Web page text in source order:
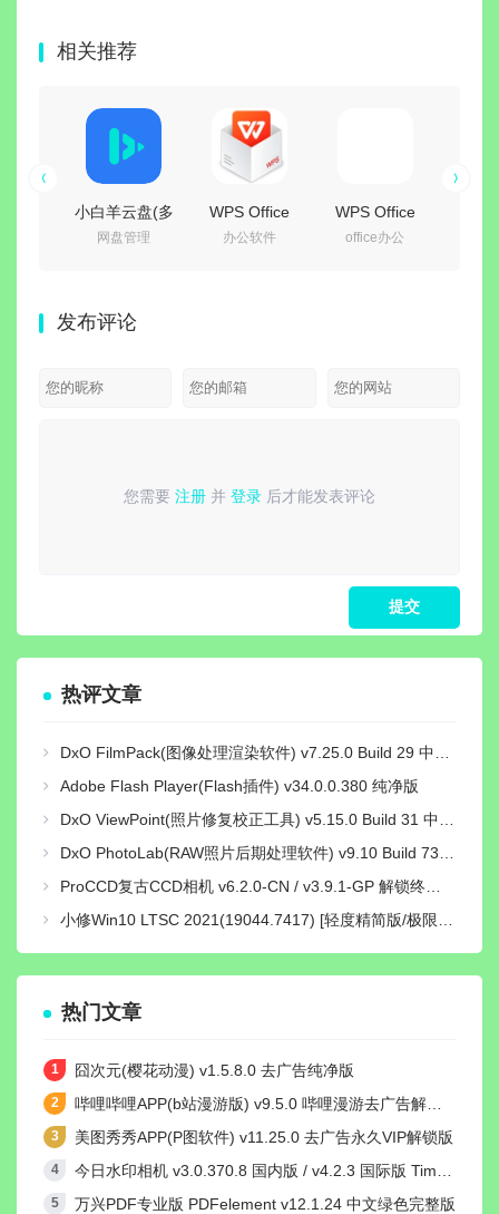
相关推荐
小白羊云盘(多
网盘统一管理)
网盘管理
WPS Office
2016 专业增强
办公软件
WPS Office
2019
office办公
发布评论
您需要 注册 并 登录 后才能发表评论
请登录或 注册后再发表评论！
热评文章
DxO FilmPack(图像处理渲染软件) v7.25.0 Build 29 中文绿色激活版
Adobe Flash Player(Flash插件) v34.0.0.380 纯净版
DxO ViewPoint(照片修复校正工具) v5.15.0 Build 31 中文绿色便携版
DxO PhotoLab(RAW照片后期处理软件) v9.10 Build 736 中文激活版
ProCCD复古CCD相机 v6.2.0-CN / v3.9.1-GP 解锁终身pro会员版
小修Win10 LTSC 2021(19044.7417) [轻度精简版/极限精简版]
热门文章
囧次元(樱花动漫) v1.5.8.0 去广告纯净版
哔哩哔哩APP(b站漫游版) v9.5.0 哔哩漫游去广告解除版权受限
美图秀秀APP(P图软件) v11.25.0 去广告永久VIP解锁版
今日水印相机 v3.0.370.8 国内版 / v4.2.3 国际版 Timemark高级VIP会员解锁版
万兴PDF专业版 PDFelement v12.1.24 中文绿色完整版